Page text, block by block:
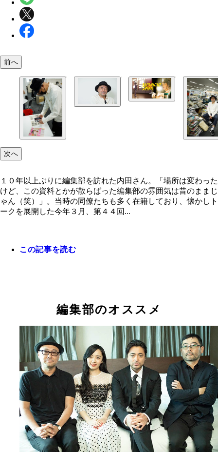
定するのに５時間。鬼軍曹的な編集者に詰められ
その合間に映画の脚本を制作していたという。懐
普段はメガネを標準装備する内田さん。メガネを
と……。これ、ハリウッドザコシショウさんじ
ちなみに、おふたりとも同じ事務所に所属なので
『ミッドナイトスワン』絶賛公開中！ ©２０２
ｉｄｎｉｇｈｔ Ｓｗａｎ Ｆｉｌｍ Ｐａｒｔ
ｓ
は昔のままじゃん（笑）」。当時の同僚たちも多
しており、懐かしトークを展開した
前へ
次へ
１０年以上ぶりに編集部を訪れた内田さん。「場所は変わった
けど、この資料とかが散らばった編集部の雰囲気は昔のままじ
ゃん（笑）」。当時の同僚たちも多く在籍しており、懐かしト
ークを展開した今年３月、第４４回...
この記事を読む
編集部のオススメ